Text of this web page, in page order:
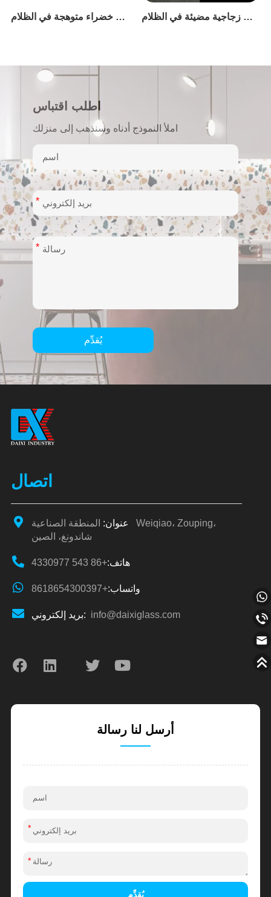
حصاة راتنجية خضراء متوهجة في الظلام حصى زجاجية مضيئة في الظلام
اطلب اقتباس
املأ النموذج أدناه وسنذهب إلى منزلك
*
*
يُقدِّم
Alternative:
اتصال
عنوان: المنطقة الصناعية Weiqiao، Zouping،
شاندونغ، الصين
هاتف:+86 543 4330977
واتساب:+8618654300397
بريد إلكتروني: info@daixiglass.com
أرسل لنا رسالة
*
*
يُقدِّم